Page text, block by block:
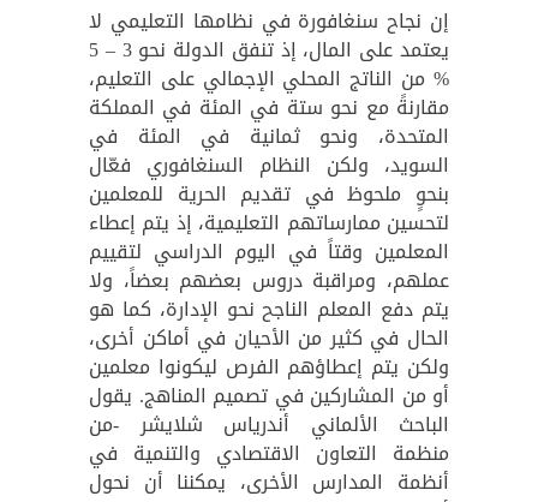
إن نجاح سنغافورة في نظامها التعليمي لا
يعتمد على المال، إذ تنفق الدولة نحو 3 – 5
% من الناتج المحلي الإجمالي على التعليم،
مقارنةً مع نحو ستة في المئة في المملكة
المتحدة، ونحو ثمانية في المئة في
السويد، ولكن النظام السنغافوري فعّال
بنحوٍ ملحوظ في تقديم الحرية للمعلمين
لتحسين ممارساتهم التعليمية، إذ يتم إعطاء
المعلمين وقتاً في اليوم الدراسي لتقييم
عملهم، ومراقبة دروس بعضهم بعضاً، ولا
يتم دفع المعلم الناجح نحو الإدارة، كما هو
الحال في كثير من الأحيان في أماكن أخرى،
ولكن يتم إعطاؤهم الفرص ليكونوا معلمين
أو من المشاركين في تصميم المناهج. يقول
الباحث الألماني أندرياس شلايشر -من
منظمة التعاون الاقتصادي والتنمية في
أنظمة المدارس الأخرى، يمكننا أن نحول